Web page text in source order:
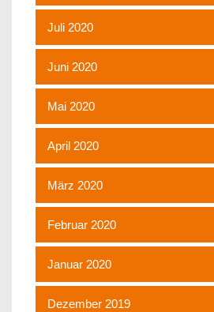
Juli 2020
Juni 2020
Mai 2020
April 2020
März 2020
Februar 2020
Januar 2020
Dezember 2019